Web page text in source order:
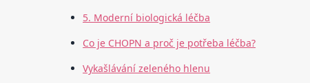
5. Moderní biologická léčba
Co je CHOPN a proč je potřeba léčba?
Vykašlávání zeleného hlenu